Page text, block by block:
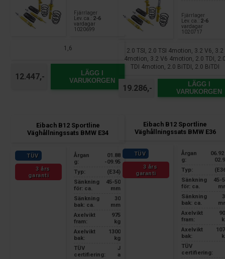
Fjärrlager
Lev. ca.: 2-6
vardagar
1020699
1,6
12.447,-
LÄGG I
VARUKORGEN
Fjärrlager
Lev. ca.: 2-6
vardagar
1020717
2.0 TSI, 2.0 TSI 4motion, 3.2 V6, 3.2
4motion, 3.2 V6 4motion, 2.0 TDI,
TDI 4motion, 2.0 BiTDI, 2.0 BiTDI
19.286,-
LÄGG I
VARUKORGEN
Eibach B12 Sportline
Väghållningssats BMW E34
TÜV
3 års
garanti
Årgan
g:
01.88
-09.95
Typ:
(E34)
Sänkning
för: ca.
45-50
mm
Sänkning
bak: ca.
30
mm
Axelvikt
fram:
975
kg
Axelvikt
bak:
1300
kg
TÜV
certifiering:
J
a
Eibach B12 Sportline
Väghållningssats BMW E36
TÜV
3 års
garanti
Årgan
g:
Typ:
Sänkning
för: ca.
45-
Sänkning
bak: ca.
Axelvikt
fram:
Axelvikt
bak:
TÜV
certifiering: